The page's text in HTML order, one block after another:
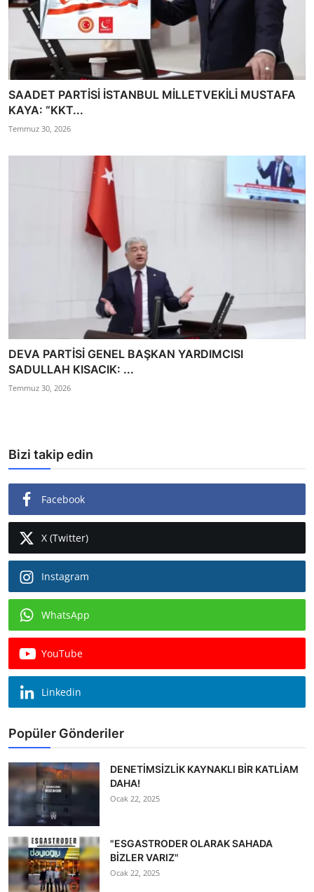
SAADET PARTİSİ İSTANBUL MİLLETVEKİLİ MUSTAFA
KAYA: “KKT...
Temmuz 30, 2026
DEVA PARTİSİ GENEL BAŞKAN YARDIMCISI
SADULLAH KISACIK: ...
Temmuz 30, 2026
Bizi takip edin
Facebook
X (Twitter)
Instagram
WhatsApp
YouTube
Linkedin
Popüler Gönderiler
DENETİMSİZLİK KAYNAKLI BİR KATLİAM
DAHA!
Ocak 22, 2025
"ESGASTRODER OLARAK SAHADA
BİZLER VARIZ"
Ocak 22, 2025